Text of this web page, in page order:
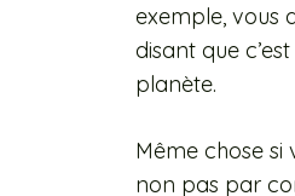
exemple, vous
disant que
planète.
Même chose si
non pas par